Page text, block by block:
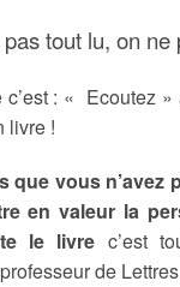
tout lu, on
c’est : « Ecoutez
livre !
que vous n’avez
en valeur la
le livre c’est
de